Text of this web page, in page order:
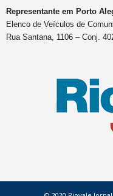
Representante em Porto
Elenco de Veículos de
Rua Santana, 1106 – Conj.